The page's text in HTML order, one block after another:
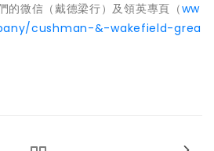
的微信（戴德梁行）及領英專頁（ww
cushman-&-wakefield-grea